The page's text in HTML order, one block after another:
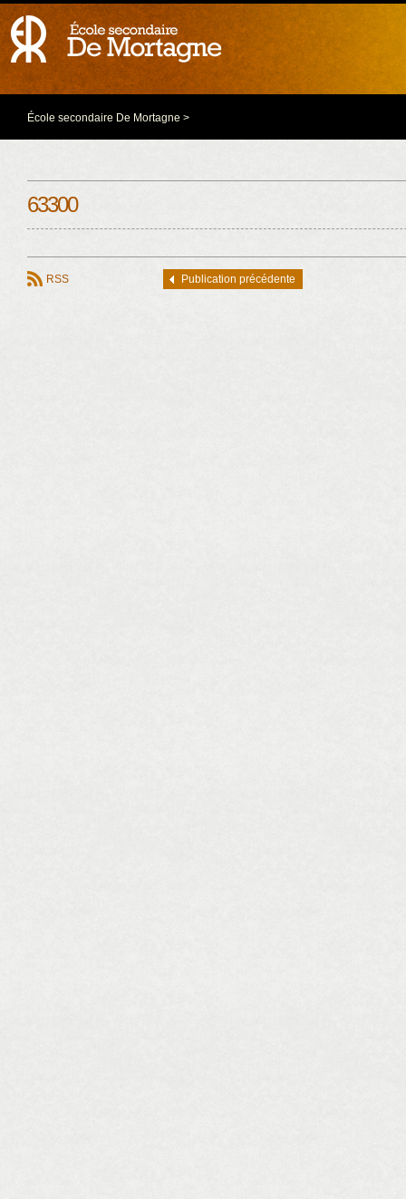
École secondaire De Mortagne >
63300
RSS Publication précédente